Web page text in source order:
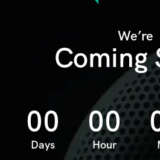
We’re
Coming
00
Days
00
Hour